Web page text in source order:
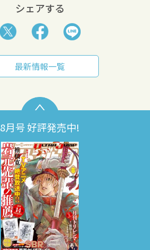
シェアする
最新情報一覧
8月号 好評発売中!